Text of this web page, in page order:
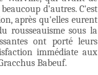
d'autres. C'est
après qu'elles eurent
rousseauisme sous la
ont porté leurs
immédiate aux
Babeuf.